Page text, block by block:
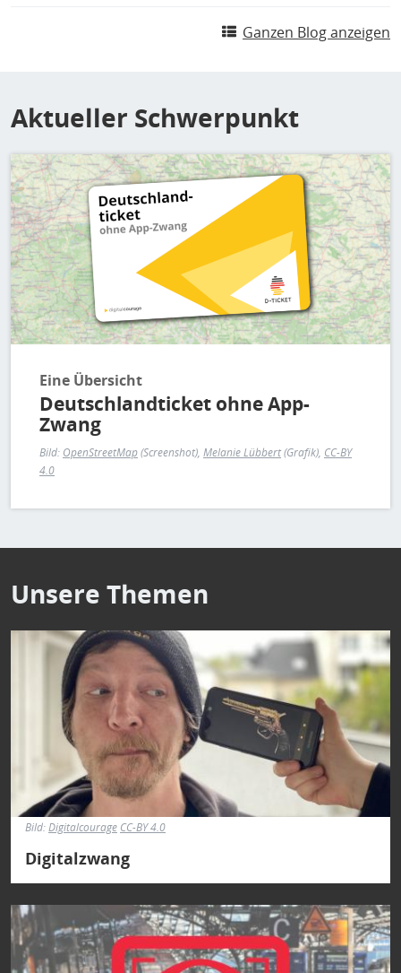
Ganzen Blog anzeigen
Aktueller Schwerpunkt
Bild
Eine Übersicht
Deutschlandticket ohne App-
Zwang
Bild: OpenStreetMap(Screenshot), Melanie Lübbert(Grafik), CC-BY
4.0
Unsere Themen
Bild
Bild:Digitalcourage CC-BY 4.0
Digitalzwang
Bild